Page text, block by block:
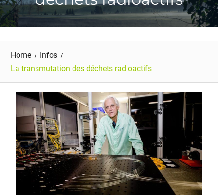
Home
Infos
La transmutation des déchets radioactifs